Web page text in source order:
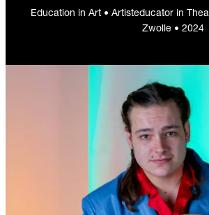
Education in Art • Artisteducator in
Zwolle • 2024